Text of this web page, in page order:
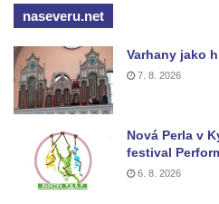
Křížová cesta Římov – XIII. kaple
Křížová cesta Římov – XII. kaple
brána
haněn a tupen
Křížová cesta Římov – X. kaple –
naseveru.net
Varhany jako
7. 8. 2026
Nová Perla v
festival
6. 8. 2026